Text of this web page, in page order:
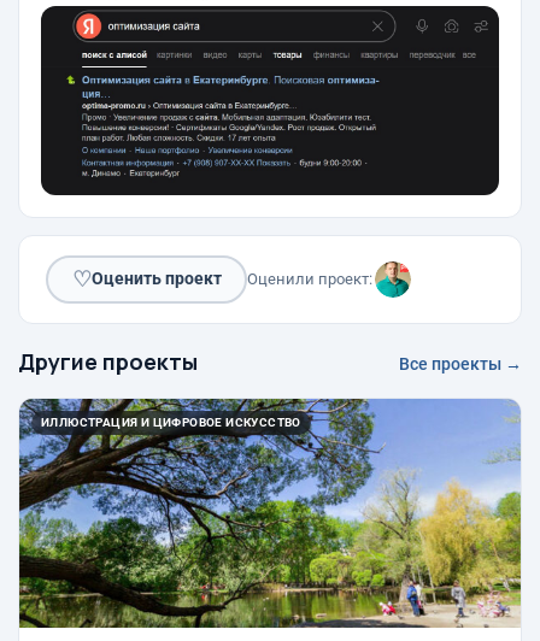
♡Оценить проект Оценили проект:
Другие проекты Все проекты →
ИЛЛЮСТРАЦИЯ И ЦИФРОВОЕ ИСКУССТВО